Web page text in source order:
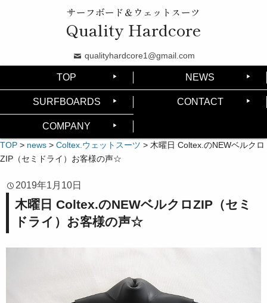
サーフボード＆ウェットスーツ
Quality Hardcore
qualityhardcore1@gmail.com
TOP NEWS
SURFBOARDS CONTACT
COMPANY
TOP > news > Coltex.ウェットスーツ > 木曜日 Coltex.のNEWベルクロ
ZIP（セミドライ）お客様の声☆
2019年1月10日
木曜日 Coltex.のNEWベルクロZIP（セミ
ドライ）お客様の声☆